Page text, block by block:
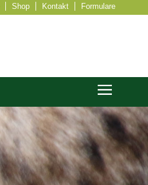
Shop Kontakt Formulare